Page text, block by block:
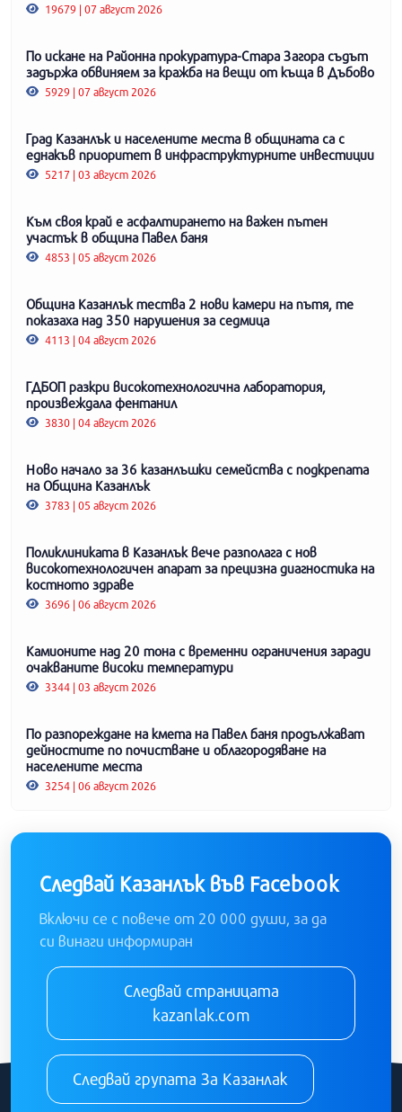
19679 | 07 август 2026
По искане на Районна прокуратура-Стара Загора съдът
задържа обвиняем за кражба на вещи от къща в Дъбово
5929 | 07 август 2026
Град Казанлък и населените места в общината са с
еднакъв приоритет в инфраструктурните инвестиции
5217 | 03 август 2026
Към своя край е асфалтирането на важен пътен
участък в община Павел баня
4853 | 05 август 2026
Община Казанлък тества 2 нови камери на пътя, те
показаха над 350 нарушения за седмица
4113 | 04 август 2026
ГДБОП разкри високотехнологична лаборатория,
произвеждала фентанил
3830 | 04 август 2026
Ново начало за 36 казанлъшки семейства с подкрепата
на Община Казанлък
3783 | 05 август 2026
Поликлиниката в Казанлък вече разполага с нов
високотехнологичен апарат за прецизна диагностика на
костното здраве
3696 | 06 август 2026
Камионите над 20 тона с временни ограничения заради
очакваните високи температури
3344 | 03 август 2026
По разпореждане на кмета на Павел баня продължават
дейностите по почистване и облагородяване на
населените места
3254 | 06 август 2026
Следвай Казанлък във Facebook
Включи се с повече от 20 000 души, за да
си винаги информиран
Следвай страницата
kazanlak.com
Следвай групата За Казанлак